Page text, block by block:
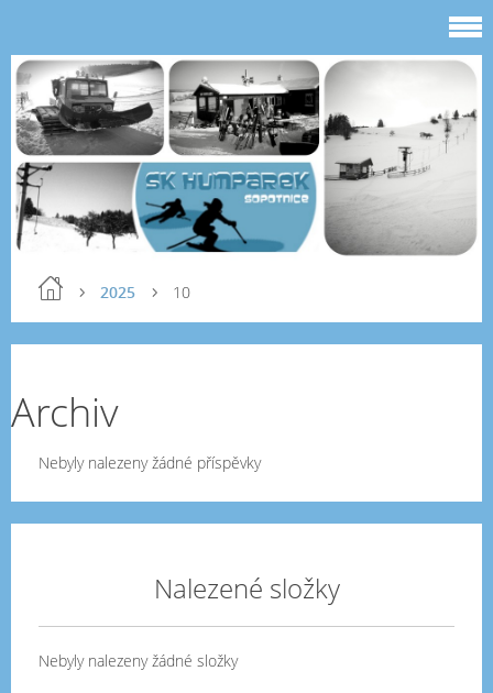
2025 10
Archiv
Nebyly nalezeny žádné příspěvky
Nalezené složky
Nebyly nalezeny žádné složky